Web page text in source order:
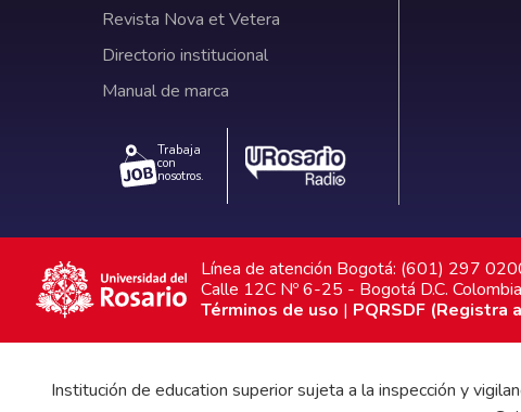
Revista Nova et Vetera
Directorio institucional
Manual de marca
Trabaja
con
nosotros.
Línea de atención Bogotá: (601) 297
Calle 12C Nº 6-25 - Bogotá D.C. Colombia
Términos de uso | PQRSDF (Registra
Institución de education superior sujeta a la inspección y